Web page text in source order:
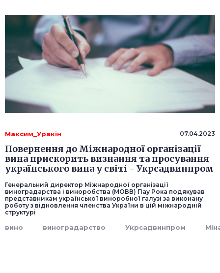
Максим_Уракін 07.04.2023
Повернення до Міжнародної організації
вина прискорить визнання та просування
українського вина у світі - Укрсадвинпром
Генеральний директор Міжнародної організації
виноградарства і виноробства (МОВВ) Пау Рока подякував
представникам української виноробної галузі за виконану
роботу з відновлення членства України в цій міжнародній
структурі
вино виноградарство Укрсадвинпром